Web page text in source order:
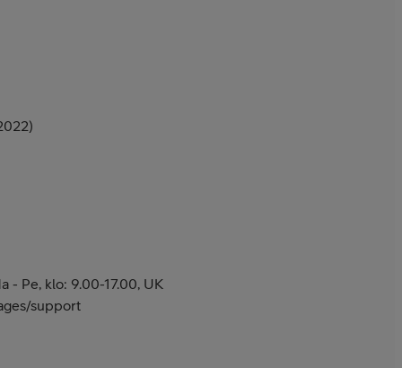
- Pe, klo: 9.00-17.00, UK
support